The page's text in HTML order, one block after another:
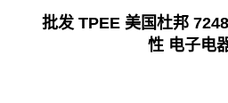
批发 TPEE 美国杜邦
性 电子电